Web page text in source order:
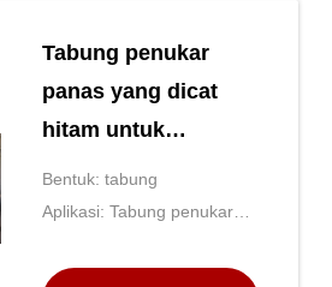
Tabung penukar
panas yang dicat
hitam untuk
ketahanan korosi
yang lebih baik
Bentuk: tabung
Aplikasi: Tabung penukar